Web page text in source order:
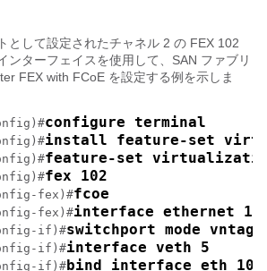
として設定されたチャネル 2 の FEX 102
ンターフェイスを使用して、SAN ファブリ
FEX with FCoE を設定する例を示しま
configure terminal
install feature-set
feature-set
fex 102
fex)#fcoe
fex)#interface ethernet
if)#switchport mode vntag
if)#interface veth 5
if)#bind interface eth